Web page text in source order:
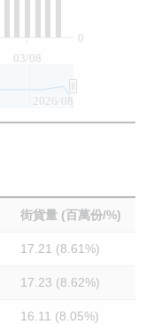
03/08
0
2026/08
街貨量 (百萬份/%)
17.21 (8.61%)
17.23 (8.62%)
16.11 (8.05%)